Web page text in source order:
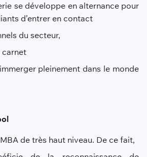
se développe en alternance pour
d’entrer en contact
du secteur,
carnet
pleinement dans le monde
de très haut niveau. De ce fait,